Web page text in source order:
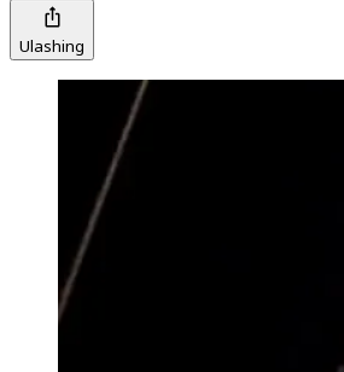
Ulashing